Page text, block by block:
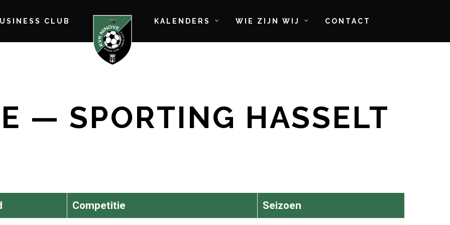
CLUB KALENDERS WIE ZIJN WIJ CONTACT
— SPORTING HASSELT
Competitie Seizoen